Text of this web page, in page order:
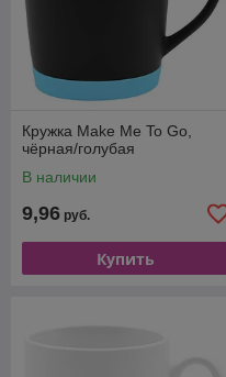
Кружка Make Me To Go,
чёрная/голубая
В наличии
9,96 руб.
Купить